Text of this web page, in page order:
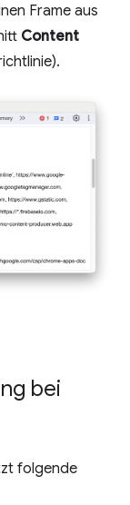
Frame aus
Content
bei
folgende